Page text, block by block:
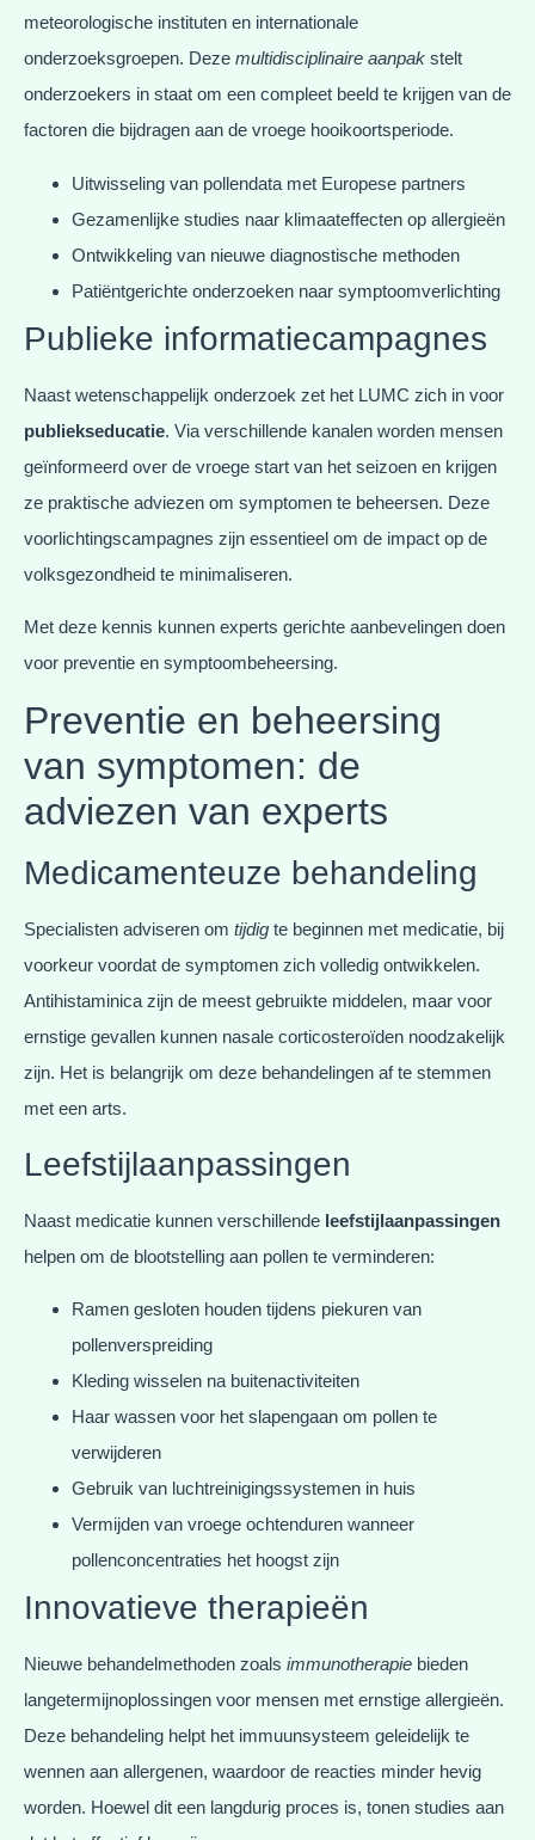
meteorologische instituten en internationale
onderzoeksgroepen. Deze multidisciplinaire aanpak stelt
onderzoekers in staat om een compleet beeld te krijgen van de
factoren die bijdragen aan de vroege hooikoortsperiode.
Uitwisseling van pollendata met Europese partners
Gezamenlijke studies naar klimaateffecten op allergieën
Ontwikkeling van nieuwe diagnostische methoden
Patiëntgerichte onderzoeken naar symptoomverlichting
Publieke informatiecampagnes
Naast wetenschappelijk onderzoek zet het LUMC zich in voor
publiekseducatie. Via verschillende kanalen worden mensen
geïnformeerd over de vroege start van het seizoen en krijgen
ze praktische adviezen om symptomen te beheersen. Deze
voorlichtingscampagnes zijn essentieel om de impact op de
volksgezondheid te minimaliseren.
Met deze kennis kunnen experts gerichte aanbevelingen doen
voor preventie en symptoombeheersing.
Preventie en beheersing
van symptomen: de
adviezen van experts
Medicamenteuze behandeling
Specialisten adviseren om tijdig te beginnen met medicatie, bij
voorkeur voordat de symptomen zich volledig ontwikkelen.
Antihistaminica zijn de meest gebruikte middelen, maar voor
ernstige gevallen kunnen nasale corticosteroïden noodzakelijk
zijn. Het is belangrijk om deze behandelingen af te stemmen
met een arts.
Leefstijlaanpassingen
Naast medicatie kunnen verschillende leefstijlaanpassingen
helpen om de blootstelling aan pollen te verminderen:
Ramen gesloten houden tijdens piekuren van
pollenverspreiding
Kleding wisselen na buitenactiviteiten
Haar wassen voor het slapengaan om pollen te
verwijderen
Gebruik van luchtreinigingssystemen in huis
Vermijden van vroege ochtenduren wanneer
pollenconcentraties het hoogst zijn
Innovatieve therapieën
Nieuwe behandelmethoden zoals immunotherapie bieden
langetermijnoplossingen voor mensen met ernstige allergieën.
Deze behandeling helpt het immuunsysteem geleidelijk te
wennen aan allergenen, waardoor de reacties minder hevig
worden. Hoewel dit een langdurig proces is, tonen studies aan